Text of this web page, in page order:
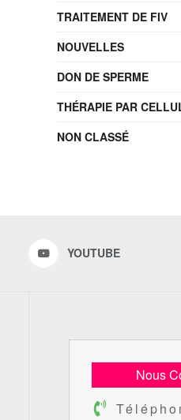
TRAITEMENT DE FIV
NOUVELLES
DON DE SPERME
THÉRAPIE PAR
NON CLASSÉ
YOUTUBE
Nous